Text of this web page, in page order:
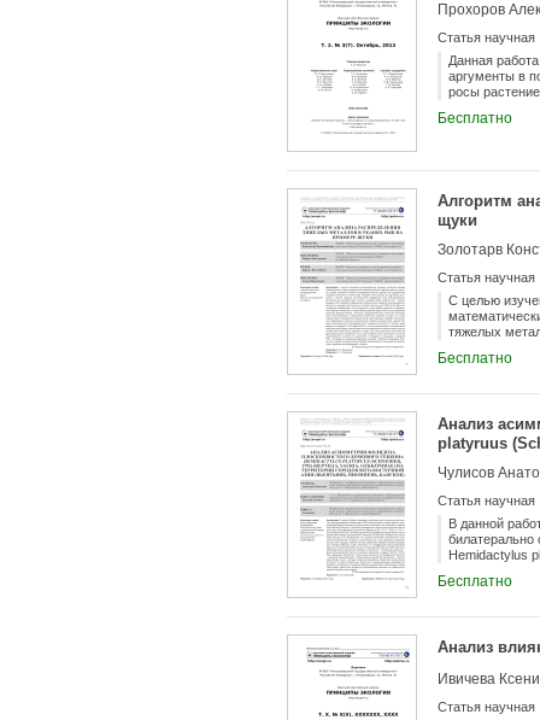
Прохоров
Статья научная
Данная
аргументы в
росы
Утренний
Бесплатно
Алгоритм
щуки
Статья научная
С целью
тяжелых
средних
содержании
1-го этапа
металлов для
тканям щуки
тканями,
сравнению с
Бесплатно
Анализ
platyruus
Восточной
Чулисов
Статья научная
В данной
билатерально
Hemidactylus
по уровню ФА
во всех трех
Бесплатно
Анализ
Ивичева
Статья научная